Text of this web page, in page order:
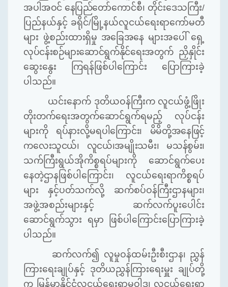
အပါအဝင် နေပြည်တော်ကောင်စီ၊ တိုင်းဒေသကြီး/
ပြည်နယ်နှင့် ခရိုင်/ မြို့နယ်လူငယ်ရေးရာကော်မတီ
များ ဖွဲ့စည်းထားရှိမှု အခြေအနေ များအပေါ်
ရှေ့
လုပ်ငန်းစဉ်များဆောင်ရွက်နိုင်ရေးအတွက် ညှိနှိုင်း
ဆွေးနွေး
ကြရန်ဖြစ်ပါကြောင်း
ပြောကြားခဲ့
ပါသည်။
ယင်းနောက် ဒုတိယဝန်ကြီးက လူငယ်ဖွံ့ဖြိုး
တိုးတက်ရေးအတွက်ဆောင်ရွက်ရမည့်
လုပ်ငန်း
များကို
ရပ်နားလို့မရပါကြောင်း၊
မိမိတို့အနေဖြင့်
ကလေးသူငယ်၊
လူငယ်၊အမျိုးသမီး၊
မသန်စွမ်း၊
သက်ကြီးရွယ်အိုကိစ္စရပ်များကို
ဆောင်ရွက်ပေး
နေတဲ့ဌာနဖြစ်ပါကြောင်း၊
လူငယ်ရေးရာကိစ္စရပ်
များ
နှင့်ပတ်သက်လို့
ဆက်စပ်ဝန်ကြီးဌာနများ၊
အဖွဲ့အစည်းများနှင့်
ဆက်လက်ပူးပေါင်း
ဆောင်ရွက်သွား
ရမှာ
ဖြစ်ပါကြောင်းပြောကြားခဲ့
ပါသည်။
ဆက်လက်၍ လူမှုဝန်ထမ်းဦးစီးဌာန၊ ညွှန်
ကြားရေးချုပ်နှင့် ဒုတိယညွှန်ကြားရေးမှူး ချုပ်တို့
က မြန်မာနိုင်ငံလူငယ်ရေးရာမူဝါဒ၊ လူငယ်ရေးရာ